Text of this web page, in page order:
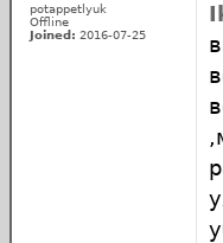
potappetlyuk
Offline
Joined: 2016-07-25